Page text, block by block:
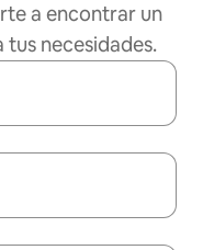
a encontrar un
necesidades.